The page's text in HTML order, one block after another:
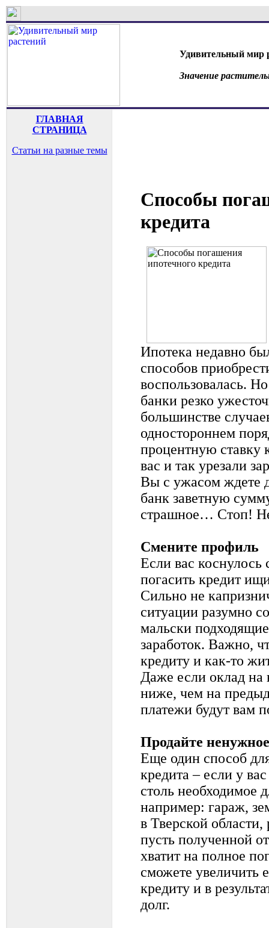
Удивительный мир
Значение
ГЛАВНАЯ
СТРАНИЦА
Статьи на разные темы
Способы
кредита
Ипотека недавно
способов
воспользовалась.
банки резко
большинстве
одностороннем
процентную ставку
вас и так урезали
Вы с ужасом ждете
банк заветную
страшное… Стоп!
Смените профиль
Если вас коснулось
погасить кредит
Сильно не
ситуации разумно
мальски
заработок. Важно,
кредиту и как-то
Даже если оклад на
ниже, чем на
платежи будут вам
Продайте ненужное
Еще один способ
кредита – если у
столь необходимое
например: гараж,
в Тверской
пусть полученной
хватит на полное
сможете увеличить
кредиту и в
долг.